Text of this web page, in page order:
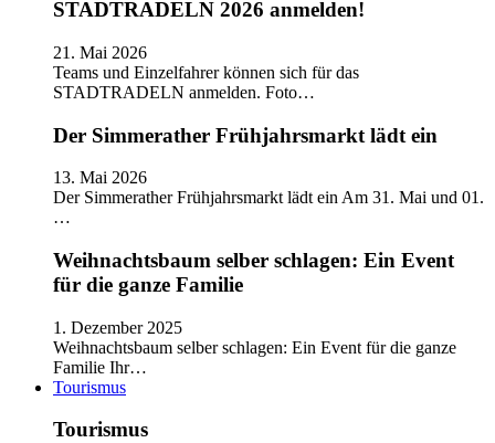
STADTRADELN 2026 anmelden!
21. Mai 2026
Teams und Einzelfahrer können sich für das
STADTRADELN anmelden. Foto…
Der Simmerather Frühjahrsmarkt lädt ein
13. Mai 2026
Der Simmerather Frühjahrsmarkt lädt ein Am 31. Mai und 01.
…
Weihnachtsbaum selber schlagen: Ein Event
für die ganze Familie
1. Dezember 2025
Weihnachtsbaum selber schlagen: Ein Event für die ganze
Familie Ihr…
Tourismus
Tourismus